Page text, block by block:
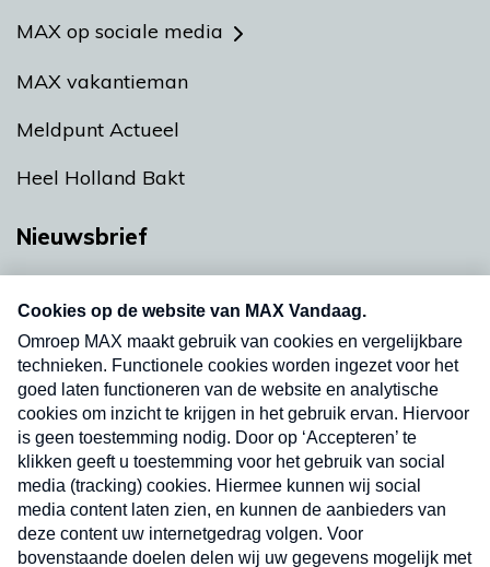
MAX op sociale media
MAX vakantieman
Meldpunt Actueel
Heel Holland Bakt
Nieuwsbrief
Neem hier een gratis abonnement op onze
nieuwsbrief. Elke vrijdag- en dinsdagochtend in
uw mailbox.
Verzend